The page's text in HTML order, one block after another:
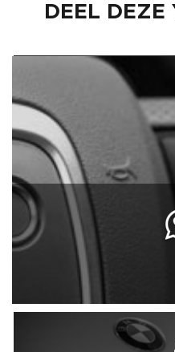
DEEL DEZE